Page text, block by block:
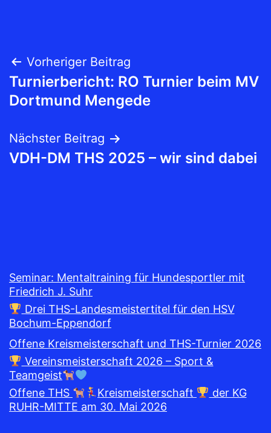
Beitrags-
Navigation
Vorheriger Beitrag
Turnierbericht: RO Turnier beim MV
Dortmund Mengede
Nächster Beitrag
VDH-DM THS 2025 – wir sind dabei
Seminar: Mentaltraining für Hundesportler mit
Friedrich J. Suhr
Drei THS-Landesmeistertitel für den HSV
Bochum-Eppendorf
Offene Kreismeisterschaft und THS-Turnier 2026
Vereinsmeisterschaft 2026 – Sport &
Teamgeist
Offene THS
Kreismeisterschaft
der KG
RUHR-MITTE am 30. Mai 2026